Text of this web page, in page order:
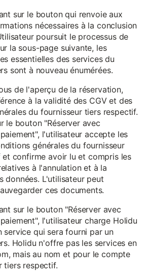
sur le bouton qui renvoie aux
nécessaires à la conclusion
poursuit le processus de
la sous-page suivante, les
essentielles des services du
sont à nouveau énumérées.
de l'aperçu de la réservation,
à la validité des CGV et des
du fournisseur tiers respectif.
le bouton "Réserver avec
l'utilisateur accepte les
générales du fournisseur
confirme avoir lu et compris les
à l'annulation et à la
données. L'utilisateur peut
ces documents.
sur le bouton "Réserver avec
l'utilisateur charge Holidu
service qui sera fourni par un
Holidu n'offre pas les services en
mais au nom et pour le compte
tiers respectif.